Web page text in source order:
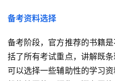
备考资料选择
备考阶段，官方推荐的书籍
括了所有考试重点，讲解既
可以选择一些辅助性的学习